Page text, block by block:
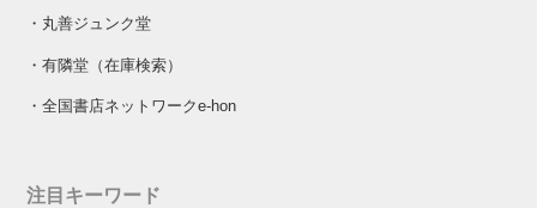
・ 丸善ジュンク堂
・有隣堂（在庫検索）
・全国書店ネットワークe-hon
注目キーワード